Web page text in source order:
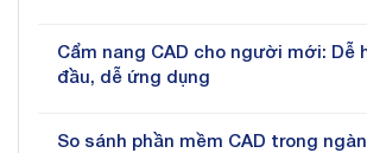
Cẩm nang CAD cho người mới: Dễ
đầu, dễ ứng dụng
So sánh phần mềm CAD trong